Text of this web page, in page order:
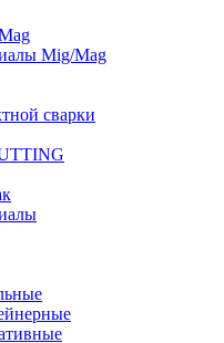
Mig/Mag
сварки